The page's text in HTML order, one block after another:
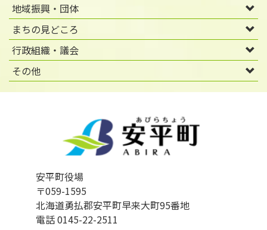
地域振興・団体
まちの見どころ
行政組織・議会
その他
安平町役場
〒059-1595
北海道勇払郡安平町早来大町95番地
電話 0145-22-2511